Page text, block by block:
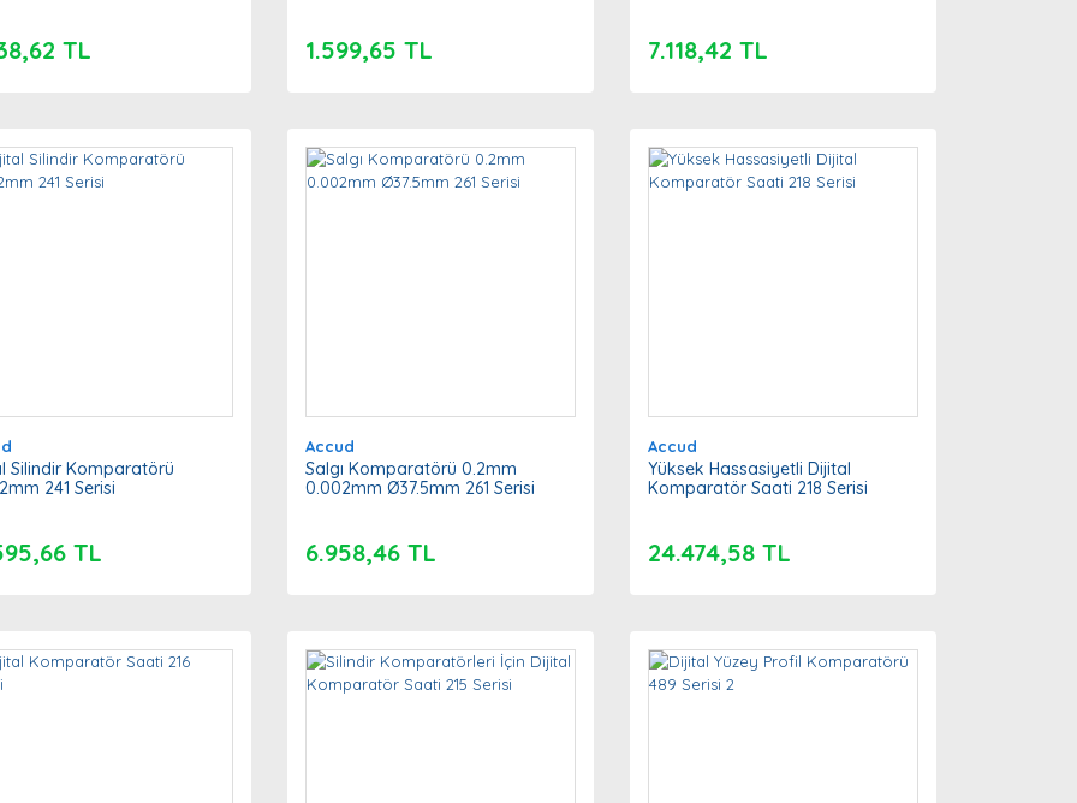
TL 1.599,65 TL 7.118,42 TL
Silindir Komparatörü
241 Serisi
TL
Accud
Salgı Komparatörü 0.2mm
0.002mm Ø37.5mm 261 Serisi
6.958,46 TL
Accud
Yüksek Hassasiyetli Dijital
Komparatör Saati 218 Serisi
24.474,58 TL